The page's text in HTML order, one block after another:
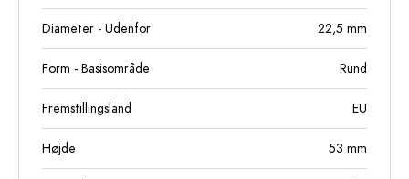
Diameter - Udenfor 22,5 mm
Form - Basisområde Rund
Fremstillingsland EU
Højde 53 mm